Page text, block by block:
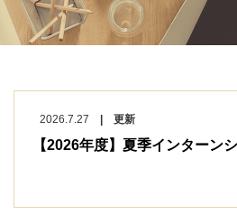
2026.7.27 | 更新
【2026年度】夏季インターン